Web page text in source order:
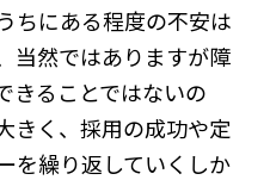
ちにある程度の不安は
当然ではありますが障
きることではないの
きく、採用の成功や定
を繰り返していくしか